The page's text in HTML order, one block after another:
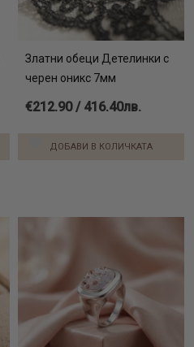
Златни обеци Детелинки с
черен оникс 7мм
€212.90 / 416.40лв.
ДОБАВИ В КОЛИЧКАТА